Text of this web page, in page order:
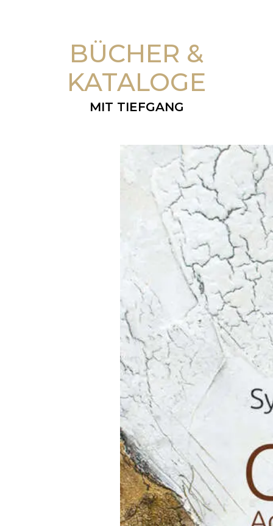
BÜCHER &
KATALOGE
MIT TIEFGANG